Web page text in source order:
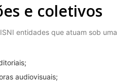
e coletivos
entidades que atuam sob uma
audiovisuais;